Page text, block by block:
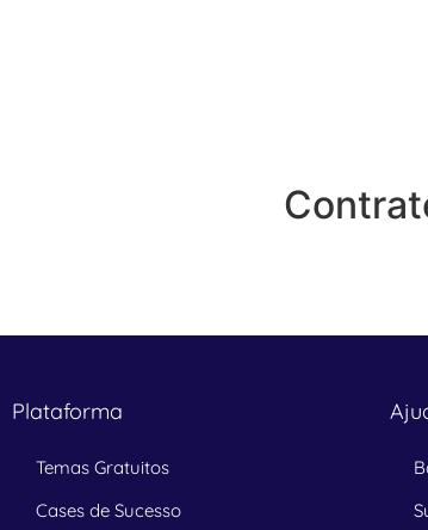
Plataforma
Temas Gratuitos
Cases de Sucesso